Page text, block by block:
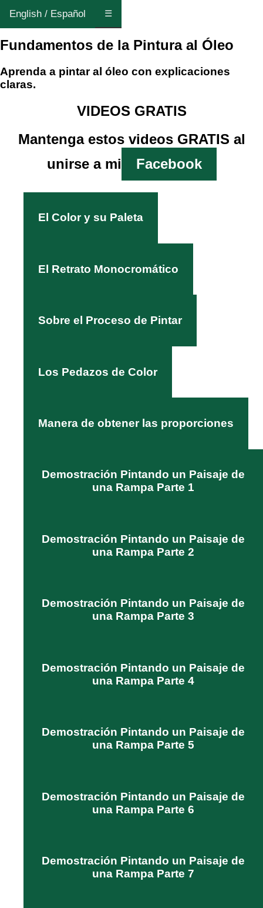
Fundamentos de la Pintura al Óleo
Aprenda a pintar al óleo con explicaciones
claras.
English / Español ☰
VIDEOS GRATIS
Mantenga estos videos GRATIS al
unirse a mi
Facebook
El Color y su Paleta
El Retrato Monocromático
Sobre el Proceso de Pintar
Los Pedazos de Color
Manera de obtener las proporciones
Demostración Pintando un Paisaje de
una Rampa Parte 1
Demostración Pintando un Paisaje de
una Rampa Parte 2
Demostración Pintando un Paisaje de
una Rampa Parte 3
Demostración Pintando un Paisaje de
una Rampa Parte 4
Demostración Pintando un Paisaje de
una Rampa Parte 5
Demostración Pintando un Paisaje de
una Rampa Parte 6
Demostración Pintando un Paisaje de
una Rampa Parte 7